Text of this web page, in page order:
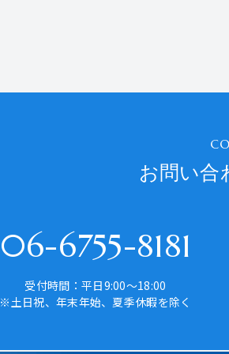
お問い合
06-6755-8181
受付時間：平日9:00～18:00
※土日祝、年末年始、夏季休暇を除く